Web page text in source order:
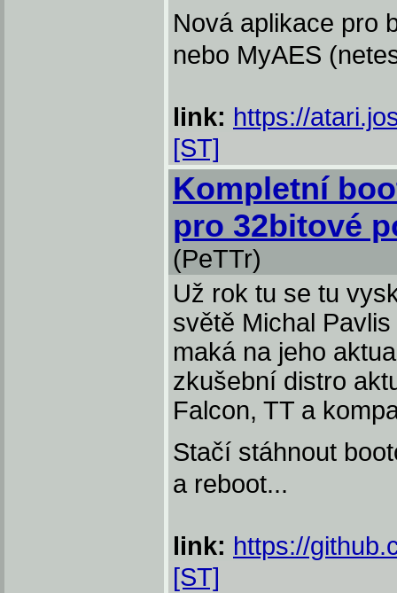
Nová aplikace pro
nebo MyAES
link: https://
[ST]
Kompletní
pro 32bitové
(PeTTr)
Už rok tu se tu
světě Michal
maká na jeho
zkušební distro
Falcon, TT a
Stačí stáhnout
a reboot...
link: https://
[ST]